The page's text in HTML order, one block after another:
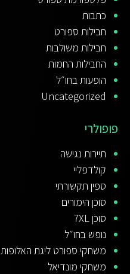
כתבות
חבילות ספורט
חבילות משולבות
החבילות החמות
הופעות בחו״ל
Uncategorized
פופולרי
תיירות נגישה
קולדפליי
ספין תקשורתי
סוכן הימורים
סוכן 7XL
נופש בחו״ל
משחקי ספורט ליגת האלופות
משחקי מונדיאל